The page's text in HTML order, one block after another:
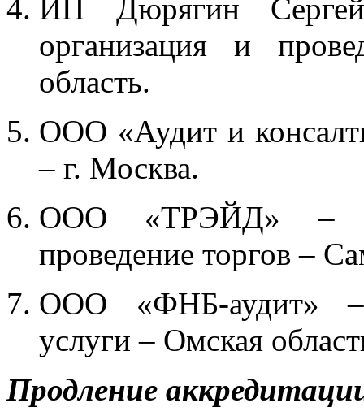
ИП Дюрягин Сергей
организация и
область.
ООО «Аудит и
– г. Москва.
ООО «ТРЭЙД» –
проведение торгов –
ООО «ФНБ-аудит» –
услуги – Омская
Продление